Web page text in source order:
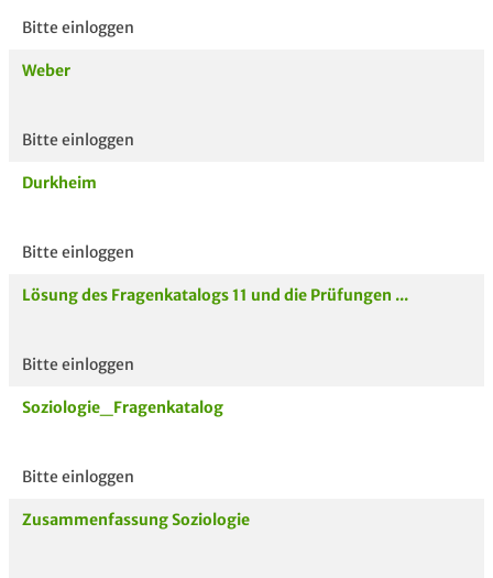
Bitte einloggen
Weber
Bitte einloggen
Durkheim
Bitte einloggen
Lösung des Fragenkatalogs 11 und die Prüfungen ...
Bitte einloggen
Soziologie_Fragenkatalog
Bitte einloggen
Zusammenfassung Soziologie